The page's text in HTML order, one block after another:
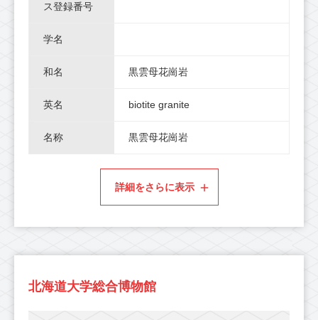
ス登録番号
学名
和名 黒雲母花崗岩
英名 biotite granite
名称 黒雲母花崗岩
詳細をさらに表示
北海道大学総合博物館